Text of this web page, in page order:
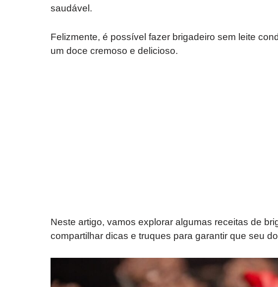
saudável.
Felizmente, é possível fazer brigadeiro sem leite
um doce cremoso e delicioso.
Neste artigo, vamos explorar algumas receitas de
compartilhar dicas e truques para garantir que seu